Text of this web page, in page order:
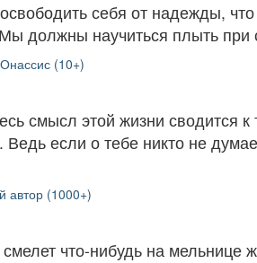
себя от надежды, что
должны научиться плыть при
(10+)
смысл этой жизни сводится
Ведь если о тебе никто не
автор (1000+)
что-нибудь на мельнице